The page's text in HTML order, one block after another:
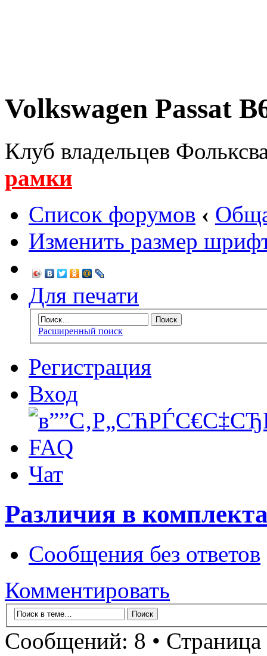
Volkswagen Passat
Клуб владельцев
рамки
Список форумов ‹
Изменить размер
Для печати
Расширенный поиск
Регистрация
Вход
FAQ
Чат
Различия в
Сообщения без ответов
Комментировать
Сообщений: 8 • Страница